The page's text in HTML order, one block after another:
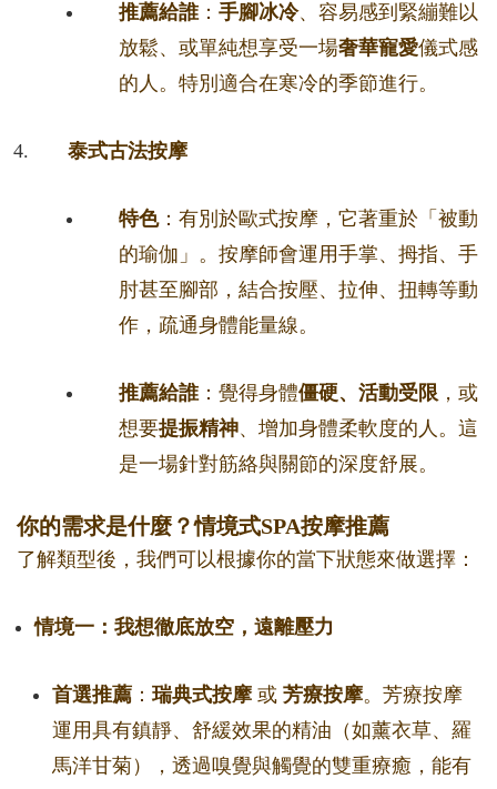
推薦給誰： 手腳冰冷、容易感到緊繃難以
放鬆、或單純想享受一場奢華寵愛儀式感
的人。特別適合在寒冷的季節進行。
泰式古法按摩
特色：有別於歐式按摩，它著重於「被動
的瑜伽」。按摩師會運用手掌、拇指、手
肘甚至腳部，結合按壓、拉伸、扭轉等動
作，疏通身體能量線。
推薦給誰：覺得身體僵硬、活動受限 ，或
想要提振精神、增加身體柔軟度的人。這
是一場針對筋絡與關節的深度舒展。
你的需求是什麼？情境式SPA按摩推薦
了解類型後，我們可以根據你的當下狀態來做選擇：
情境一：我想徹底放空，遠離壓力
首選推薦 ： 瑞典式按摩或 芳療按摩。芳療按摩
運用具有鎮靜、舒緩效果的精油（如薰衣草、羅
馬洋甘菊），透過嗅覺與觸覺的雙重療癒，能有